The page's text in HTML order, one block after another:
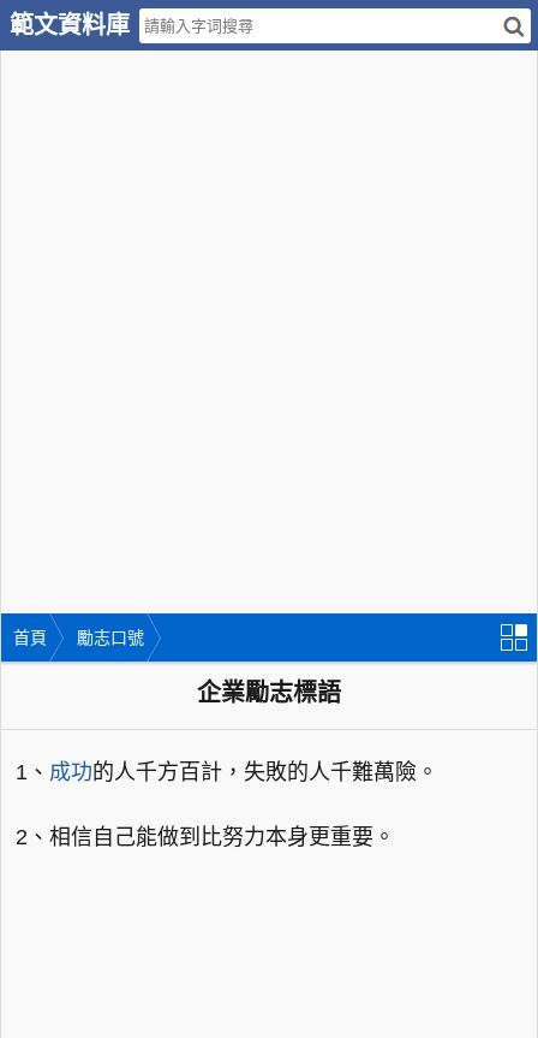
範文資料庫
首頁 勵志口號
企業勵志標語
1、 成功的人千方百計，失敗的人千難萬險。
2、相信自己能做到比努力本身更重要。